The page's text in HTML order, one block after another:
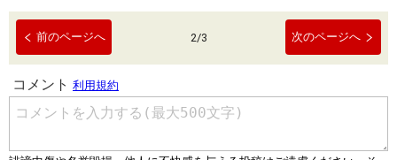
前のページへ 2/3 次のページへ